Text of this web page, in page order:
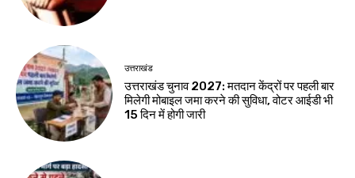
उत्तराखंड
उत्तराखंड चुनाव 2027: मतदान केंद्रों पर पहली बार
मिलेगी मोबाइल जमा करने की सुविधा, वोटर आईडी भी
15 दिन में होगी जारी